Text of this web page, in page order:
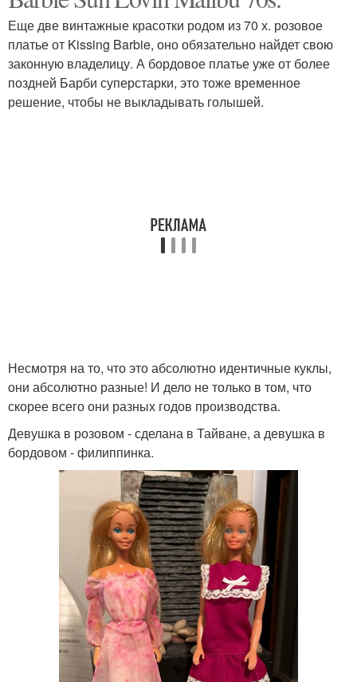
прическа
Модный макияж и
прическа
Макияж и прическа в
школу
Еще две винтажные красотки родом из 70 х. розовое
платье от Kissing Barbie, оно обязательно найдет свою
законную владелицу. А бордовое платье уже от более
поздней Барби суперстарки, это тоже временное
решение, чтобы не выкладывать голышей.
Несмотря на то, что это абсолютно идентичные куклы,
они абсолютно разные! И дело не только в том, что
скорее всего они разных годов производства.
Девушка в розовом - сделана в Тайване, а девушка в
бордовом - филиппинка.